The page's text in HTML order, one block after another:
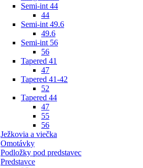
Semi-int 44
44
Semi-int 49.6
49.6
Semi-int 56
56
Tapered 41
47
Tapered 41-42
52
Tapered 44
47
55
56
Ježkovia a viečka
Omotávky
Podložky pod predstavec
Predstavce